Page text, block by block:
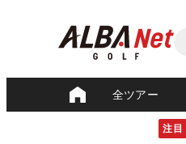
全ツアー
注目